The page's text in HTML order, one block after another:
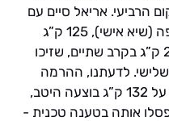
הרביעי. אריאל סיים עם
102 ק”ג בהנפה (שיא אישי), 125 ק”ג
בדחיקה ו-227 ק”ג בקרב שתיים, שזיכו
לדעתנו, ההרמה
השלישית שלו על 132 ק”ג בוצעה היטב,
אותה בטענה טכנית -